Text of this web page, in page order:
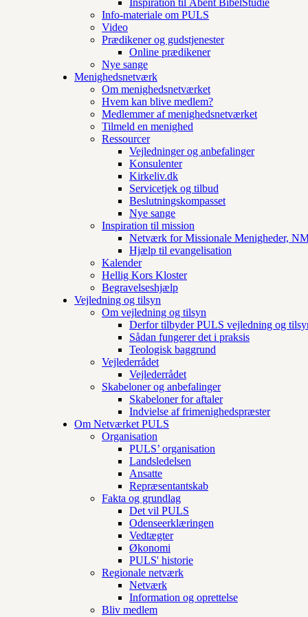
Inspiration til Åbent BibelStudie
Info-materiale om PULS
Video
Prædikener og gudstjenester
Online prædikener
Nye sange
Menighedsnetværk
Om menighedsnetværket
Hvem kan blive medlem?
Medlemmer af menighedsnetværket
Tilmeld en menighed
Ressourcer
Vejledninger og anbefalinger
Konsulenter
Kirkeliv.dk
Servicetjek og tilbud
Beslutningskompasset
Nye sange
Inspiration til mission
Netværk for Missionale Menigheder,
Hjælp til evangelisation
Kalender
Hellig Kors Kloster
Begravelseshjælp
Vejledning og tilsyn
Om vejledning og tilsyn
Derfor tilbyder PULS vejledning og
Sådan fungerer det i praksis
Teologisk baggrund
Vejlederrådet
Vejlederrådet
Skabeloner og anbefalinger
Skabeloner for aftaler
Indvielse af frimenighedspræster
Om Netværket PULS
Organisation
PULS’ organisation
Landsledelsen
Ansatte
Repræsentantskab
Fakta og grundlag
Det vil PULS
Odenseerklæringen
Vedtægter
Økonomi
PULS' historie
Regionale netværk
Netværk
Information og oprettelse
Bliv medlem